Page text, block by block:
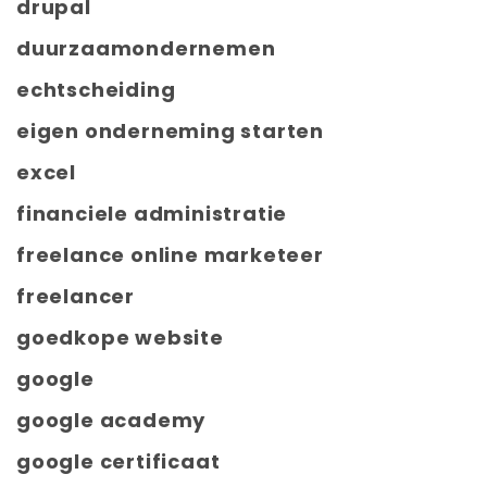
drupal
duurzaamondernemen
echtscheiding
eigen onderneming starten
excel
financiele administratie
freelance online marketeer
freelancer
goedkope website
google
google academy
google certificaat